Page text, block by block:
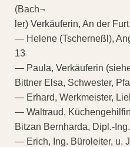
(Bach¬
ler) Verkäuferin, An der
— Helene (Tscherneßl),
13
— Paula, Verkäuferin
Bittner Elsa, Schwester,
— Erhard, Werkmeister,
— Waltraud,
Bitzan Bernharda, Dipl.-
— Erich, Ing. Büroleiter, u.